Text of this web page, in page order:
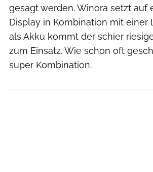
gesagt werden. Winora setzt auf
Display in Kombination mit einer
als Akku kommt der schier
zum Einsatz. Wie schon oft
super Kombination.